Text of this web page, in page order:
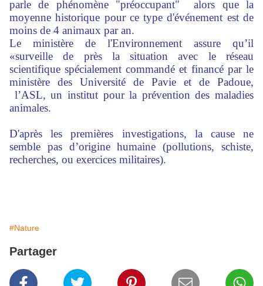
parle de phénomène "préoccupant" alors que la
moyenne historique pour ce type d'événement est de
moins de 4 animaux par an.
Le ministère de l'Environnement assure qu’il
«surveille de près la situation avec le réseau
scientifique spécialement commandé et financé par le
ministère des Université de Pavie et de Padoue,
l’ASL, un institut pour la prévention des maladies
animales.
D'après les premières investigations, la cause ne
semble pas d’origine humaine (pollutions, schiste,
recherches, ou exercices militaires).
#Nature
Partager